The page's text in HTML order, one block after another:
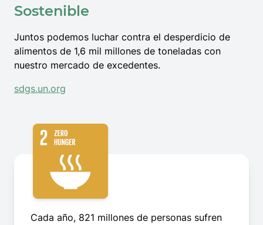
Sostenible
Juntos podemos luchar contra el desperdicio de
alimentos de 1,6 mil millones de toneladas con
nuestro mercado de excedentes.
sdgs.un.org
Cada año, 821 millones de personas sufren